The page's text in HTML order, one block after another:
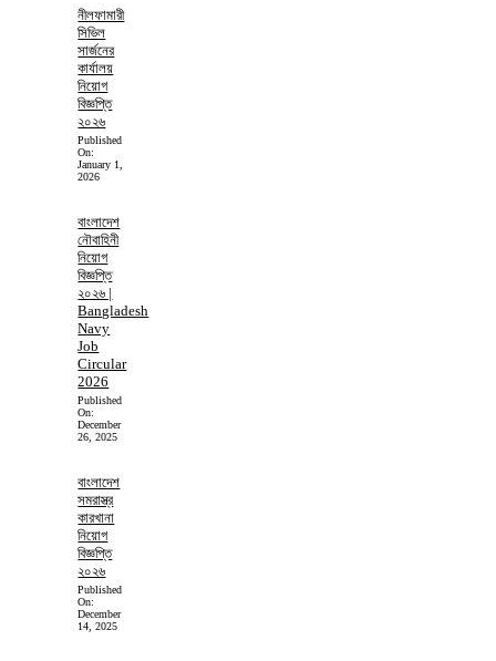
নীলফামারী
সিভিল
সার্জনের
কার্যালয়
নিয়োগ
বিজ্ঞপ্তি
২০২৬
Published
On:
January 1,
2026
বাংলাদেশ
নৌবাহিনী
নিয়োগ
বিজ্ঞপ্তি
২০২৬ |
Bangladesh
Navy
Job
Circular
2026
Published
On:
December
26, 2025
বাংলাদেশ
সমরাস্ত্র
কারখানা
নিয়োগ
বিজ্ঞপ্তি
২০২৬
Published
On:
December
14, 2025